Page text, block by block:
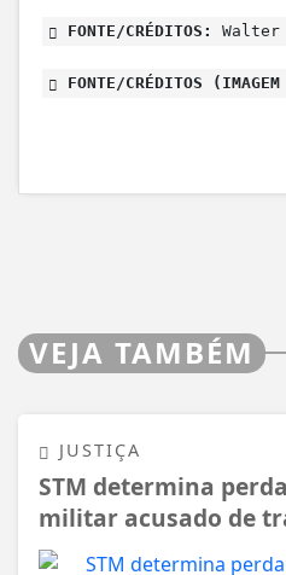
FONTE/CRÉDITOS:
FONTE/CRÉDITOS
VEJA TAMBÉM
JUSTIÇA
STM determina
militar acusado de